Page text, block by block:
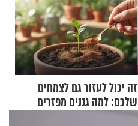
זה יכול לעזור גם לצמחים
שלכם: למה גננים מפזרים
קינמון בעציצים?